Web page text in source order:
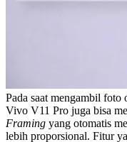
Pada saat mengambil foto
Vivo V11 Pro juga bisa
Framing yang otomatis
lebih proporsional. Fitur